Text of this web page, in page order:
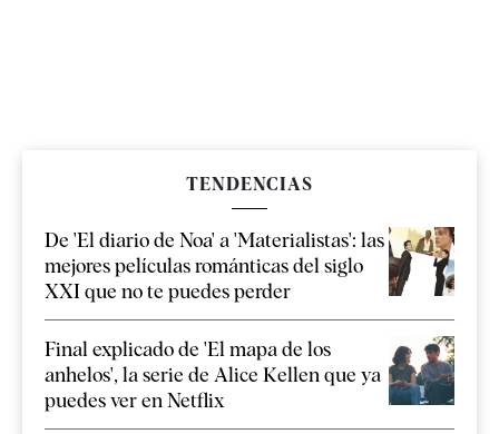
TENDENCIAS
De 'El diario de Noa' a 'Materialistas': las
mejores películas románticas del siglo
XXI que no te puedes perder
Final explicado de 'El mapa de los
anhelos', la serie de Alice Kellen que ya
puedes ver en Netflix